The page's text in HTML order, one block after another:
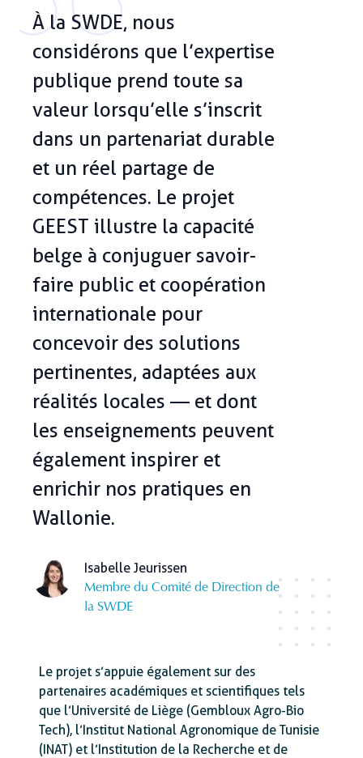
À la SWDE, nous
considérons que l’expertise
publique prend toute sa
valeur lorsqu’elle s’inscrit
dans un partenariat durable
et un réel partage de
compétences. Le projet
GEEST illustre la capacité
belge à conjuguer savoir-
faire public et coopération
internationale pour
concevoir des solutions
pertinentes, adaptées aux
réalités locales — et dont
les enseignements peuvent
également inspirer et
enrichir nos pratiques en
Wallonie.
Isabelle Jeurissen
Membre du Comité de Direction de
la SWDE
Le projet s’appuie également sur des
partenaires académiques et scientifiques tels
que l’Université de Liège (Gembloux Agro-Bio
Tech), l’Institut National Agronomique de Tunisie
(INAT) et l’Institution de la Recherche et de